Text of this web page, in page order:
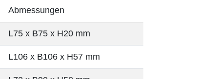
Abmessungen
L75 x B75 x H20 mm
L106 x B106 x H57 mm